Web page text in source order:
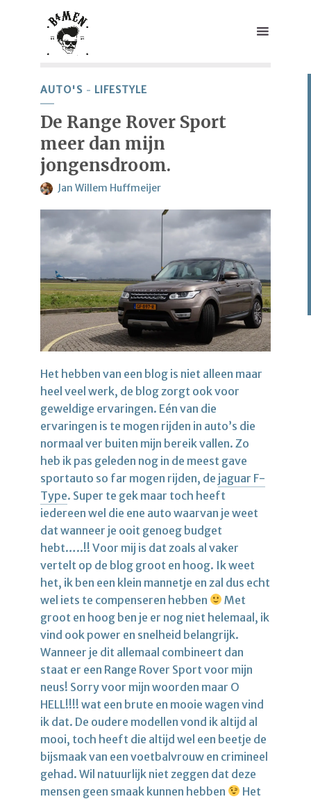
AUTO'S LIFESTYLE
De Range Rover Sport
meer dan mijn
jongensdroom.
Jan Willem Huffmeijer
Het hebben van een blog is niet alleen maar
heel veel werk, de blog zorgt ook voor
geweldige ervaringen. Eén van die
ervaringen is te mogen rijden in auto’s die
normaal ver buiten mijn bereik vallen. Zo
heb ik pas geleden nog in de meest gave
sportauto so far mogen rijden, de jaguar F-
Type. Super te gek maar toch heeft
iedereen wel die ene auto waarvan je weet
dat wanneer je ooit genoeg budget
hebt…..!! Voor mij is dat zoals al vaker
vertelt op de blog groot en hoog. Ik weet
het, ik ben een klein mannetje en zal dus echt
wel iets te compenseren hebben
Met
groot en hoog ben je er nog niet helemaal, ik
vind ook power en snelheid belangrijk.
Wanneer je dit allemaal combineert dan
staat er een Range Rover Sport voor mijn
neus! Sorry voor mijn woorden maar O
HELL!!!! wat een brute en mooie wagen vind
ik dat. De oudere modellen vond ik altijd al
mooi, toch heeft die altijd wel een beetje de
bijsmaak van een voetbalvrouw en crimineel
gehad. Wil natuurlijk niet zeggen dat deze
mensen geen smaak kunnen hebben
Het